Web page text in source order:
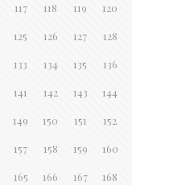
117 118 119 120
125 126 127 128
133 134 135 136
141 142 143 144
149 150 151 152
157 158 159 160
165 166 167 168